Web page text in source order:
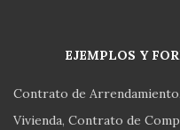
EJEMPLOS Y
Contrato de Arrendamiento
Vivienda Contrato de